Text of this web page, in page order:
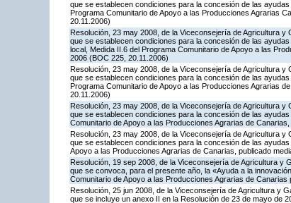
que se establecen condiciones para la concesión de las
Programa Comunitario de Apoyo a las Producciones Agrarias
20.11.2006)
Resolución, 23 may 2008, de la Viceconsejería de Agricultura
que se establecen condiciones para la concesión de las
local, Medida II.6 del Programa Comunitario de Apoyo a las
2006 (BOC 225, 20.11.2006)
Resolución, 23 may 2008, de la Viceconsejería de Agricultura
que se establecen condiciones para la concesión de las
Programa Comunitario de Apoyo a las Producciones Agrarias
20.11.2006)
Resolución, 23 may 2008, de la Viceconsejería de Agricultura
que se establecen condiciones para la concesión de las
Comunitario de Apoyo a las Producciones Agrarias de
Resolución, 23 may 2008, de la Viceconsejería de Agricultura
que se establecen condiciones para la concesión de las
Apoyo a las Producciones Agrarias de Canarias, publicado
Resolución, 19 sep 2008, de la Viceconsejería de Agricultura
que se convoca, para el presente año, la «Ayuda a la
Comunitario de Apoyo a las Producciones Agrarias de
Resolución, 25 jun 2008, de la Viceconsejería de Agricultura y
que se incluye un anexo II en la Resolución de 23 de mayo de